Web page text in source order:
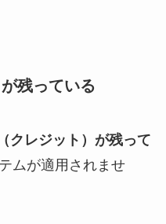
残っている
クレジット）が残って
ムが適用されませ